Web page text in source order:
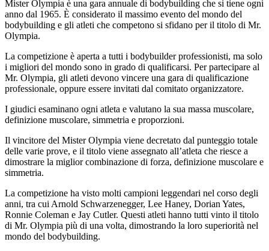
Mister Olympia è una gara annuale di bodybuilding che si tiene ogni
anno dal 1965. È considerato il massimo evento del mondo del
bodybuilding e gli atleti che competono si sfidano per il titolo di Mr.
Olympia.
La competizione è aperta a tutti i bodybuilder professionisti, ma solo
i migliori del mondo sono in grado di qualificarsi. Per partecipare al
Mr. Olympia, gli atleti devono vincere una gara di qualificazione
professionale, oppure essere invitati dal comitato organizzatore.
I giudici esaminano ogni atleta e valutano la sua massa muscolare,
definizione muscolare, simmetria e proporzioni.
Il vincitore del Mister Olympia viene decretato dal punteggio totale
delle varie prove, e il titolo viene assegnato all’atleta che riesce a
dimostrare la miglior combinazione di forza, definizione muscolare e
simmetria.
La competizione ha visto molti campioni leggendari nel corso degli
anni, tra cui Arnold Schwarzenegger, Lee Haney, Dorian Yates,
Ronnie Coleman e Jay Cutler. Questi atleti hanno tutti vinto il titolo
di Mr. Olympia più di una volta, dimostrando la loro superiorità nel
mondo del bodybuilding.